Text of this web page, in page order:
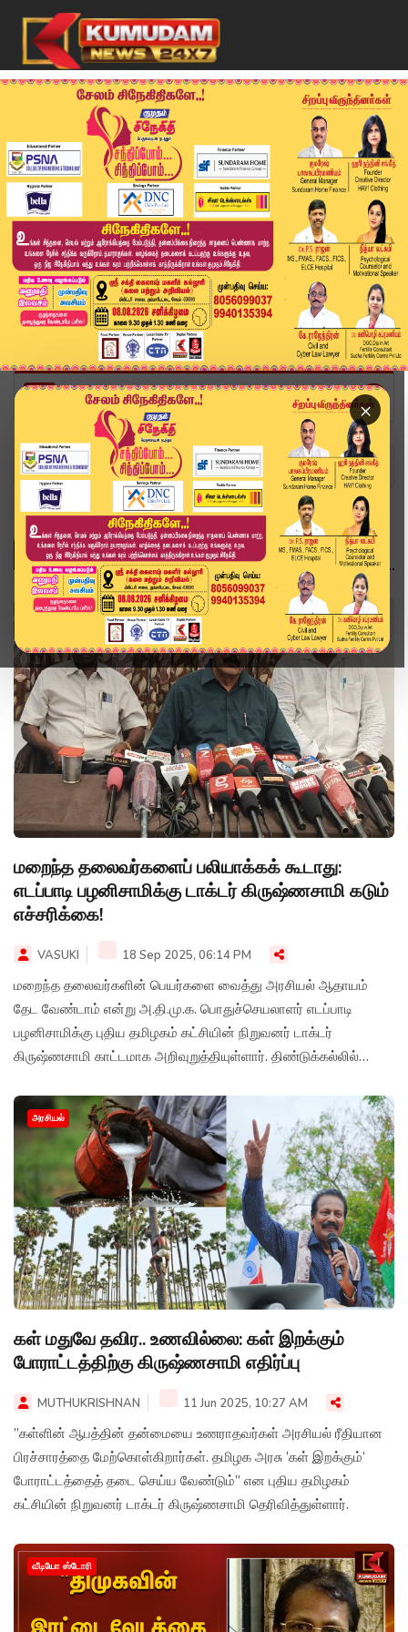
×
Home Topics
மறைந்த தலைவர்களைப் பலியாக்கக் கூடாது:
எடப்பாடி பழனிசாமிக்கு டாக்டர் கிருஷ்ணசாமி கடும்
எச்சரிக்கை!
VASUKI 18 Sep 2025, 06:14 PM
மறைந்த தலைவர்களின் பெயர்களை வைத்து அரசியல் ஆதாயம்
தேட வேண்டாம் என்று அ.தி.மு.க. பொதுச்செயலாளர் எடப்பாடி
பழனிசாமிக்கு புதிய தமிழகம் கட்சியின் நிறுவனர் டாக்டர்
கிருஷ்ணசாமி காட்டமாக அறிவுறுத்தியுள்ளார். திண்டுக்கல்லில்
வெளியிட்டார்.
அரசியல்
கள் மதுவே தவிர.. உணவில்லை: கள் இறக்கும்
போராட்டத்திற்கு கிருஷ்ணசாமி எதிர்ப்பு
MUTHUKRISHNAN 11 Jun 2025, 10:27 AM
”கள்ளின் ஆபத்தின் தன்மையை உணராதவர்கள் அரசியல் ரீதியான
பிரச்சாரத்தை மேற்கொள்கிறார்கள். தமிழக அரசு ’கள் இறக்கும்’
போராட்டத்தைத் தடை செய்ய வேண்டும்” என புதிய தமிழகம்
கட்சியின் நிறுவனர் டாக்டர் கிருஷ்ணசாமி தெரிவித்துள்ளார்.
வீடியோ ஸ்டோரி